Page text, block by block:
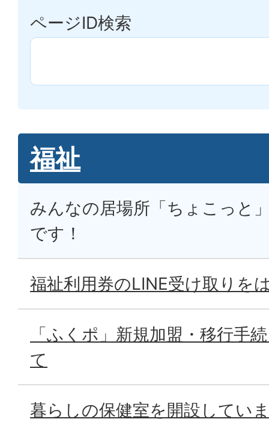
ページID検索
福祉
みんなの居場所「ちょこっと
です！
福祉利用券のLINE受け取りを
「ふくポ」新規加盟・移行手
て
暮らしの保健室を開設してい